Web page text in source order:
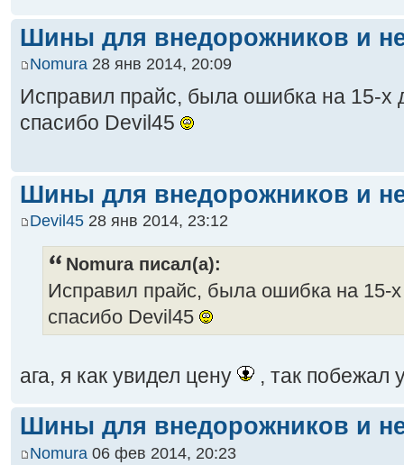
Шины для внедорожников и
Nomura 28 янв 2014, 20:09
Исправил прайс, была ошибка на 15-
спасибо Devil45
Шины для внедорожников и
Devil45 28 янв 2014, 23:12
Nomura писал(а):
Исправил прайс, была ошибка на
спасибо Devil45
ага, я как увидел цену , так побежал
Шины для внедорожников и
Nomura 06 фев 2014, 20:23